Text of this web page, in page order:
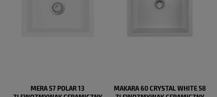
MERA 57 POLAR 13
MAKARA 60 CRYSTAL WHITE 58